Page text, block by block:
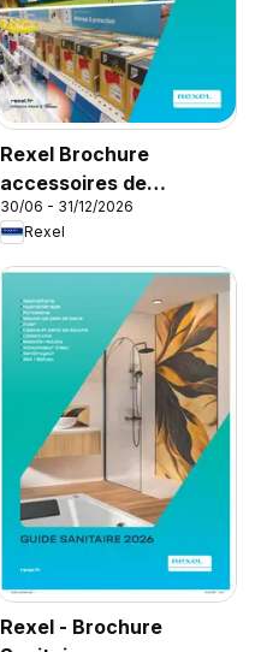
Rexel Brochure
accessoires de
climatisation
30/06 - 31/12/2026
Rexel
Rexel - Brochure